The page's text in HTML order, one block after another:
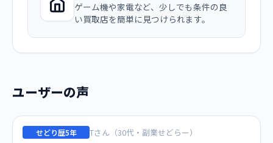
ゲーム機や家電など、少しでも条件の良
い買取店を簡単に見つけられます。
ユーザーの声
せどり歴5年 Tさん（30代・副業せどらー）